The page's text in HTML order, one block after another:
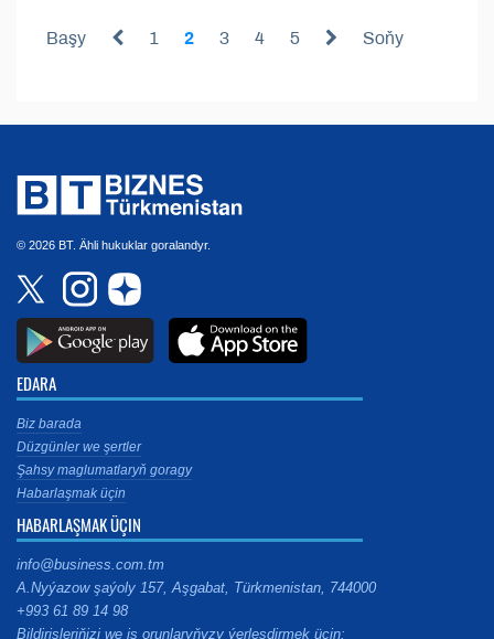
Başy 1 2 3 4 5 Soňy
© 2026 BT. Ähli hukuklar goralandyr.
EDARA
Biz barada
Düzgünler we şertler
Şahsy maglumatlaryň goragy
Habarlaşmak üçin
HABARLAŞMAK ÜÇIN
info@business.com.tm
A.Nyýazow şaýoly 157, Aşgabat, Türkmenistan, 744000
+993 61 89 14 98
Bildirişleriňizi we iş orunlaryňyzy ýerleşdirmek üçin: